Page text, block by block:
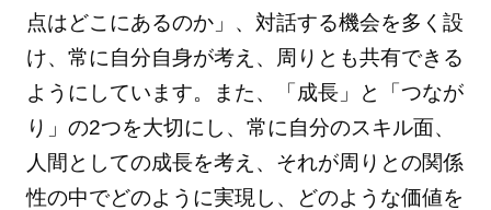
点はどこにあるのか」、対話する機会を多く設
け、常に自分自身が考え、周りとも共有できる
ようにしています。また、「成長」と「つなが
り」の2つを大切にし、常に自分のスキル面、
人間としての成長を考え、それが周りとの関係
性の中でどのように実現し、どのような価値を